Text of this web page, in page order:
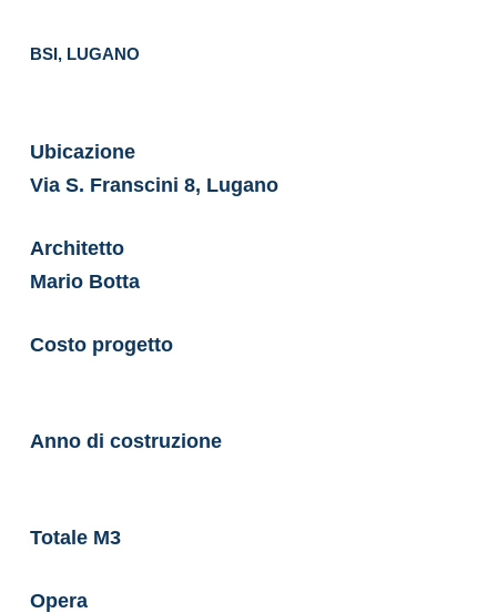
BSI, LUGANO
Ubicazione
Via S. Franscini 8, Lugano
Architetto
Mario Botta
Costo progetto
Anno di costruzione
Totale M3
Opera